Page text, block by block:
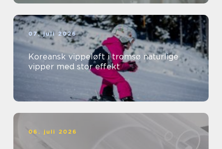
07. juli 2026
Koreansk vippeløft i tromsø naturlige
vipper med stor effekt
06. juli 2026